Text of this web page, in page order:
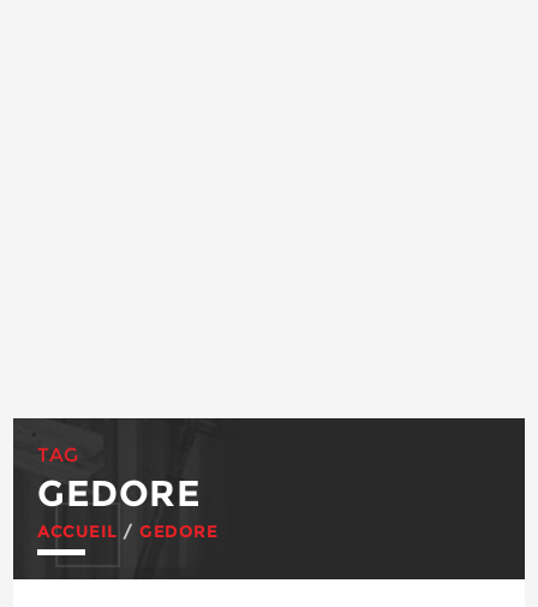
TAG
GEDORE
ACCUEIL /GEDORE